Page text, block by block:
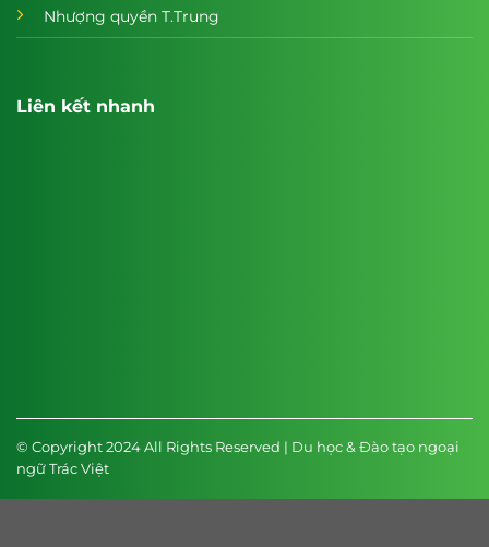
Nhượng quyền T.Trung
Liên kết nhanh
© Copyright 2024 All Rights Reserved | Du học & Đào tạo ngoại
ngữ Trác Việt